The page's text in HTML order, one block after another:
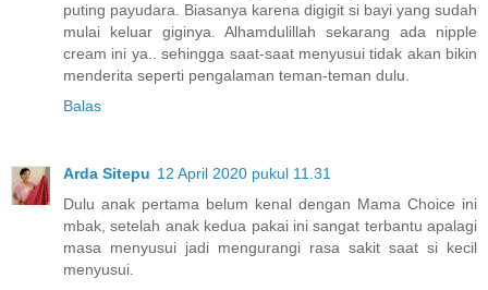
puting payudara. Biasanya karena digigit si bayi yang sudah
mulai keluar giginya. Alhamdulillah sekarang ada nipple
cream ini ya.. sehingga saat-saat menyusui tidak akan bikin
menderita seperti pengalaman teman-teman dulu.
Balas
Arda Sitepu 12 April 2020 pukul 11.31
Dulu anak pertama belum kenal dengan Mama Choice ini
mbak, setelah anak kedua pakai ini sangat terbantu apalagi
masa menyusui jadi mengurangi rasa sakit saat si kecil
menyusui.